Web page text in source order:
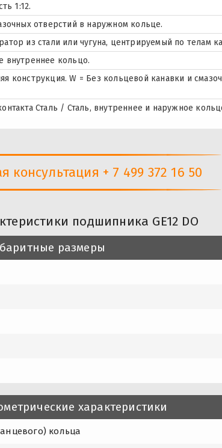
1:12.
отверстий в наружном кольце.
из стали или чугуна, центрируемый по телам
внутреннее кольцо.
конструкция. W = Без кольцевой канавки и
Сталь / Сталь, внутреннее и наружное
консультация + 7 499 372 16 50
подшипника GE12 DO
размеры
характеристики
кольца